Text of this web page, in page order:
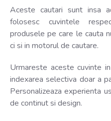
Aceste cautari sunt insa
folosesc cuvintele
produsele pe care le cauta
ci si in motorul de cautare.
Urmareste aceste cuvinte
indexarea selectiva doar a
Personalizeaza experienta
de continut si design.